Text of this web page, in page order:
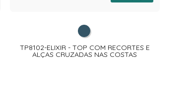
TP8102-ELIXIR - TOP COM RECORTES E
ALÇAS CRUZADAS NAS COSTAS